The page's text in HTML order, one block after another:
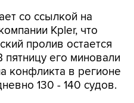
со ссылкой на
Kpler, что
пролив остается
его миновали
конфликта в регионе
130 - 140 судов.